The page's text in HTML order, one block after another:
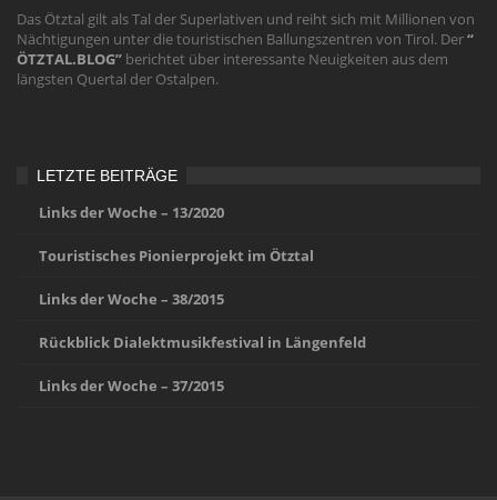
Das Ötztal gilt als Tal der Superlativen und reiht sich mit Millionen von
Nächtigungen unter die touristischen Ballungszentren von Tirol. Der“
ÖTZTAL.BLOG” berichtet über interessante Neuigkeiten aus dem
längsten Quertal der Ostalpen.
LETZTE BEITRÄGE
Links der Woche – 13/2020
Touristisches Pionierprojekt im Ötztal
Links der Woche – 38/2015
Rückblick Dialektmusikfestival in Längenfeld
Links der Woche – 37/2015